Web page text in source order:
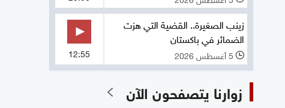
زينب الصغيرة.. القضية التي هزت
الضمائر في باكستان
l 5 أغسطس 2026 12:55
زوارنا يتصفحون الآن